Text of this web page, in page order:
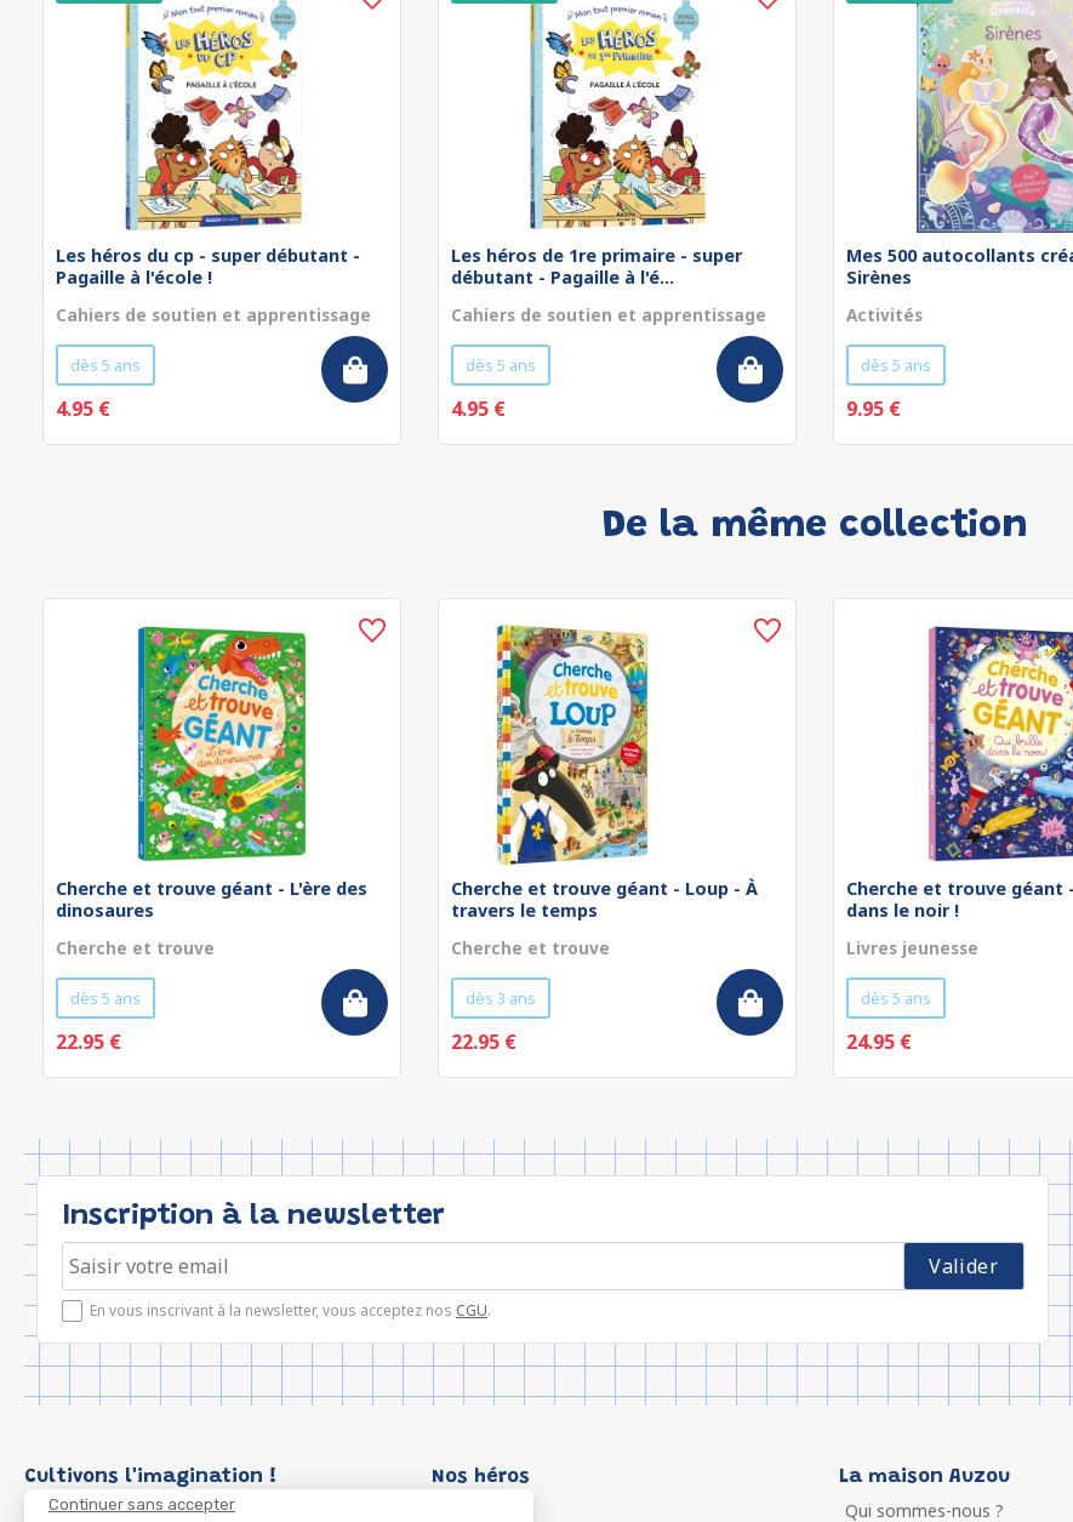
Continuer sans accepter
Les héros du cp - super débutant -
Pagaille à l'école !
Cahiers de soutien et apprentissage
dès 5 ans
4.95 €
Les héros de 1re primaire - super
débutant - Pagaille à l'é...
Cahiers de soutien et apprentissage
dès 5 ans
4.95 €
Mes 500 autocollants
Sirènes
Activités
dès 5 ans
9.95 €
De la même collection
Cherche et trouve géant - L'ère des
dinosaures
Cherche et trouve
dès 5 ans
22.95 €
Cherche et trouve géant - Loup - À
travers le temps
Cherche et trouve
dès 3 ans
22.95 €
Cherche et trouve géant
dans le noir !
Livres jeunesse
dès 5 ans
24.95 €
Inscription à la newsletter
En vous inscrivant à la newsletter, vous acceptez nos CGU.
Cultivons l'imagination ! Nos héros La maison Auzou
Qui sommes-nous ?